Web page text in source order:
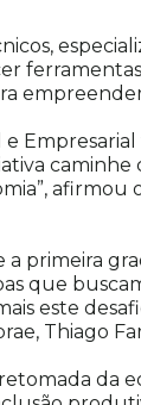
e
afirmou
primeira
que
este
Thiago
da